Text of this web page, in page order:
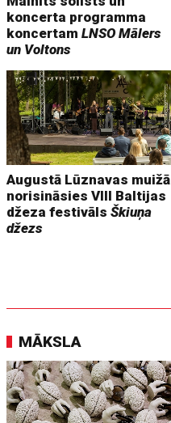
koncerta programma
koncertamLNSO Mālers
un Voltons
Augustā Lūznavas muižā
norisināsies VIII Baltijas
džeza festivālsŠkiuņa
džezs
MĀKSLA